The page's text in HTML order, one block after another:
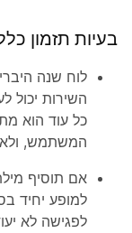
בעיות תזמון
לוח שנה
השירות יכול
כל עוד הוא
המשתמש, ולא
אם תוסיף
למופע יחיד
לפגישה לא